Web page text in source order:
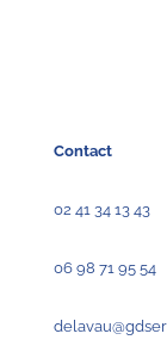
Contact
02 41 34 13 43
06 98 71 95 54